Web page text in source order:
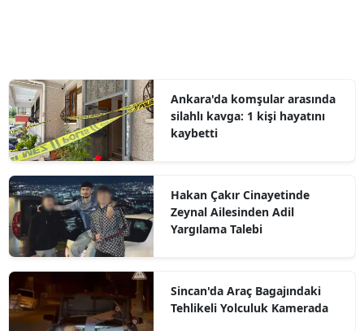
Ankara'da komşular arasında
silahlı kavga: 1 kişi hayatını
kaybetti
Hakan Çakır Cinayetinde
Zeynal Ailesinden Adil
Yargılama Talebi
Sincan'da Araç Bagajındaki
Tehlikeli Yolculuk Kamerada